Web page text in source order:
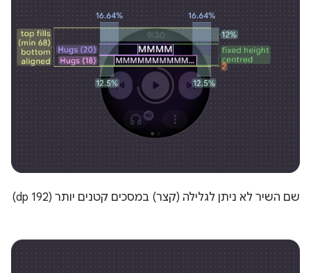
שם השיר לא ניתן לגלילה (קצר) במסכים קטנים יותר (192 dp)